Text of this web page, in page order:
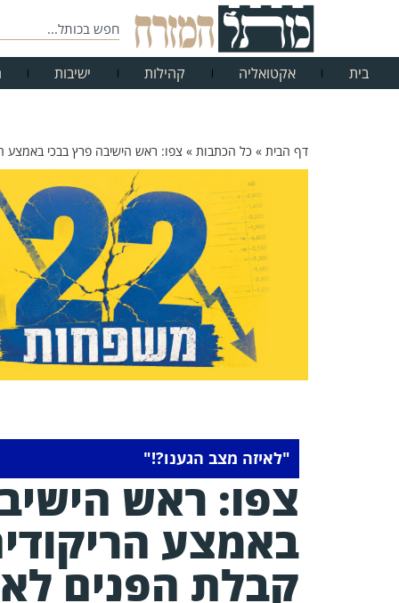
בית אקטואליה קהילות ישיבות
דף הבית » כל הכתבות » צפו: ראש הישיבה פרץ בבכי באמצע
"לאיזה מצב הגענו?!"
צפו: ראש
באמצע
קבלת הפנים